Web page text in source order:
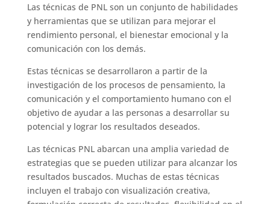
Las técnicas de PNL son un conjunto de habilidades
y herramientas que se utilizan para mejorar el
rendimiento personal, el bienestar emocional y la
comunicación con los demás.
Estas técnicas se desarrollaron a partir de la
investigación de los procesos de pensamiento, la
comunicación y el comportamiento humano con el
objetivo de ayudar a las personas a desarrollar su
potencial y lograr los resultados deseados.
Las técnicas PNL abarcan una amplia variedad de
estrategias que se pueden utilizar para alcanzar los
resultados buscados. Muchas de estas técnicas
incluyen el trabajo con visualización creativa,